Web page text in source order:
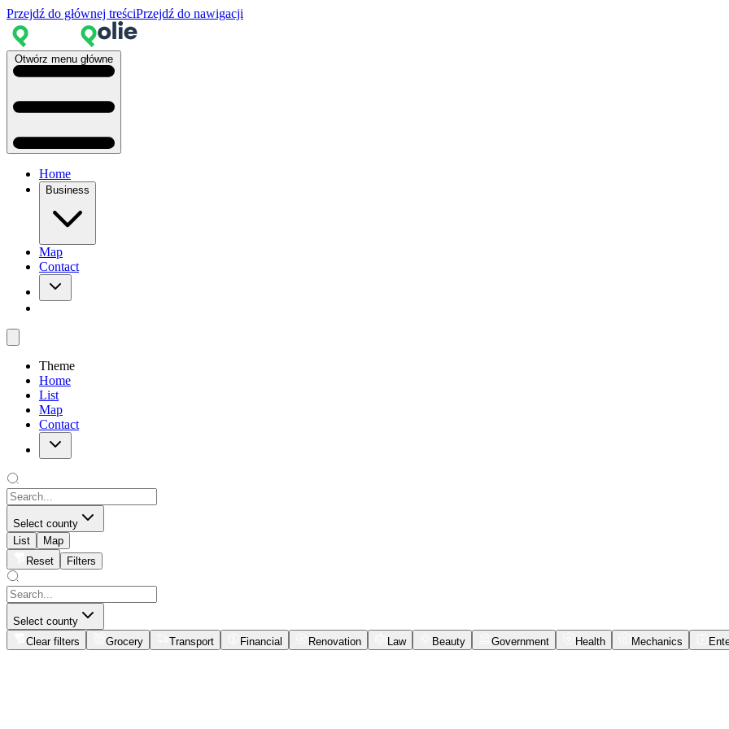
Przejdź do głównej treściPrzejdź do nawigacji
Otwórz menu główne
Home
Business
Map
Contact
Theme
Home
List
Map
Contact
Select county
List
Map
Reset
Filters
Select county
Clear filters
Grocery Transport Financial Renovation Law Beauty Government Health Mechanics